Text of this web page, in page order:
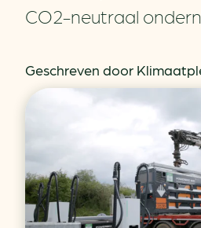
CO2-neutraal
Geschreven door